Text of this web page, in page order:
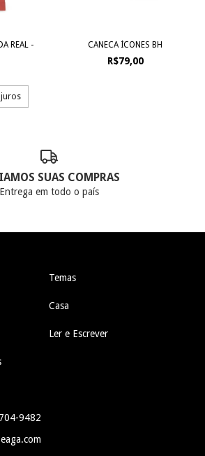
REAL -
juros
CANECA ÍCONES BH
R$79,00
SUAS COMPRAS
Entrega em todo o país
Temas
Casa
Ler e Escrever
9482